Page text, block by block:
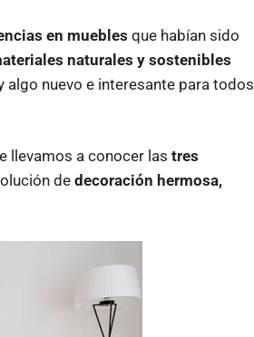
en muebles que habían sido
naturales y sostenibles
algo nuevo e interesante para todos
llevamos a conocer las tres
de decoración hermosa,